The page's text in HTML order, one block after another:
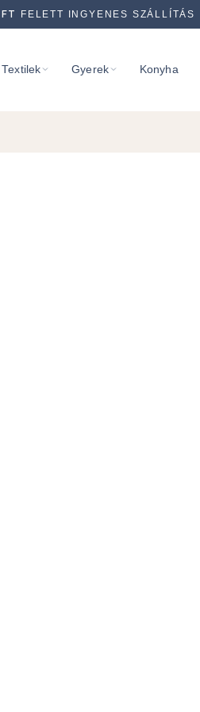
FT FELETT INGYENES SZÁLLÍTÁS
Textilek Gyerek Konyha